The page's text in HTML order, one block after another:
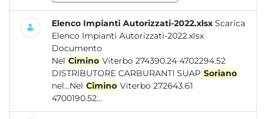
Elenco Impianti Autorizzati-2022.xlsx Scarica
Elenco Impianti Autorizzati-2022.xlsx
Documento
Nel Cimino Viterbo 274390.24 4702294.52
DISTRIBUTORE CARBURANTI SUAP Soriano
nel...Nel Cimino Viterbo 272643.61
4700190.52...